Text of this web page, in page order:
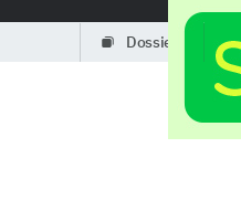
dossiers